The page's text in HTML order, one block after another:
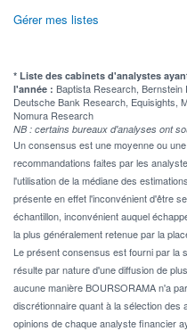
Gérer mes listes
* Liste des cabinets d'analystes
l'année : Baptista Research,
Deutsche Bank Research, Equisights,
Nomura Research
NB : certains bureaux d'analyses ont
Un consensus est une moyenne ou
recommandations faites par les
l'utilisation de la médiane des
présente en effet l'inconvénient d'être
échantillon, inconvénient auquel
la plus généralement retenue par la
Le présent consensus est fourni par la
résulte par nature d'une diffusion de
aucune manière BOURSORAMA n'a
discrétionnaire quant à la sélection
opinions de chaque analyste financier